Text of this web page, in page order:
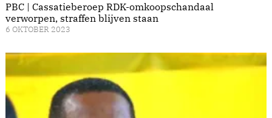
PBC | Cassatieberoep RDK-omkoopschandaal
verworpen, straffen blijven staan
6 OKTOBER 2023